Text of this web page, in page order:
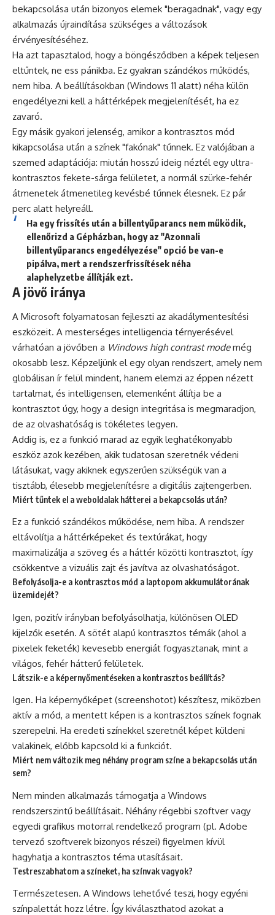
bekapcsolása után bizonyos elemek "beragadnak", vagy egy
alkalmazás újraindítása szükséges a változások
érvényesítéséhez.
Ha azt tapasztalod, hogy a böngésződben a képek teljesen
eltűntek, ne ess pánikba. Ez gyakran szándékos működés,
nem hiba. A beállításokban (Windows 11 alatt) néha külön
engedélyezni kell a háttérképek megjelenítését, ha ez
zavaró.
Egy másik gyakori jelenség, amikor a kontrasztos mód
kikapcsolása után a színek "fakónak" tűnnek. Ez valójában a
szemed adaptációja: miután hosszú ideig néztél egy ultra-
kontrasztos fekete-sárga felületet, a normál szürke-fehér
átmenetek átmenetileg kevésbé tűnnek élesnek. Ez pár
perc alatt helyreáll.
Ha egy frissítés után a billentyűparancs nem működik,
ellenőrizd a Gépházban, hogy az "Azonnali
billentyűparancs engedélyezése" opció be van-e
pipálva, mert a rendszerfrissítések néha
alaphelyzetbe állítják ezt.
A jövő iránya
A Microsoft folyamatosan fejleszti az akadálymentesítési
eszközeit. A mesterséges intelligencia térnyerésével
várhatóan a jövőben a Windows high contrast modemég
okosabb lesz. Képzeljünk el egy olyan rendszert, amely nem
globálisan ír felül mindent, hanem elemzi az éppen nézett
tartalmat, és intelligensen, elemenként állítja be a
kontrasztot úgy, hogy a design integritása is megmaradjon,
de az olvashatóság is tökéletes legyen.
Addig is, ez a funkció marad az egyik leghatékonyabb
eszköz azok kezében, akik tudatosan szeretnék védeni
látásukat, vagy akiknek egyszerűen szükségük van a
tisztább, élesebb megjelenítésre a digitális zajtengerben.
Miért tűntek el a weboldalak hátterei a bekapcsolás után?
Ez a funkció szándékos működése, nem hiba. A rendszer
eltávolítja a háttérképeket és textúrákat, hogy
maximalizálja a szöveg és a háttér közötti kontrasztot, így
csökkentve a vizuális zajt és javítva az olvashatóságot.
Befolyásolja-e a kontrasztos mód a laptopom akkumulátorának
üzemidejét?
Igen, pozitív irányban befolyásolhatja, különösen OLED
kijelzők esetén. A sötét alapú kontrasztos témák (ahol a
pixelek feketék) kevesebb energiát fogyasztanak, mint a
világos, fehér hátterű felületek.
Látszik-e a képernyőmentéseken a kontrasztos beállítás?
Igen. Ha képernyőképet (screenshotot) készítesz, miközben
aktív a mód, a mentett képen is a kontrasztos színek fognak
szerepelni. Ha eredeti színekkel szeretnél képet küldeni
valakinek, előbb kapcsold ki a funkciót.
Miért nem változik meg néhány program színe a bekapcsolás után
sem?
Nem minden alkalmazás támogatja a Windows
rendszerszintű beállításait. Néhány régebbi szoftver vagy
egyedi grafikus motorral rendelkező program (pl. Adobe
tervező szoftverek bizonyos részei) figyelmen kívül
hagyhatja a kontrasztos téma utasításait.
Testreszabhatom a színeket, ha színvak vagyok?
Természetesen. A Windows lehetővé teszi, hogy egyéni
színpalettát hozz létre. Így kiválaszthatod azokat a